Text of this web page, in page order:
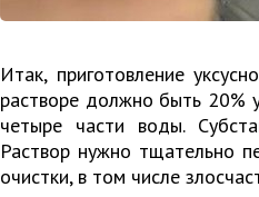
Итак, приготовление
растворе должно быть 20%
четыре части воды.
Раствор нужно тщательно
очистки, в том числе